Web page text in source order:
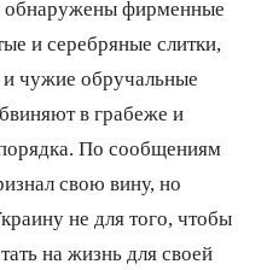
обнаружены фирменные
и серебряные слитки,
чужие обручальные
в грабеже и
По сообщениям
свою вину, но
не для того, чтобы
на жизнь для своей